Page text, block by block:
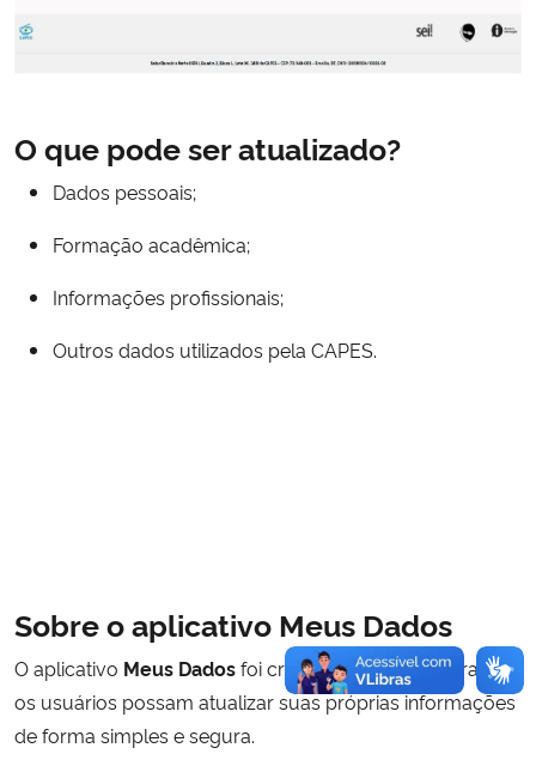
O que pode ser atualizado?
Dados pessoais;
Formação acadêmica;
Informações profissionais;
Outros dados utilizados pela CAPES.
Sobre o aplicativo Meus Dados
O aplicativo Meus Dadosfoi criado pela CAPES para que
os usuários possam atualizar suas próprias informações
de forma simples e segura.